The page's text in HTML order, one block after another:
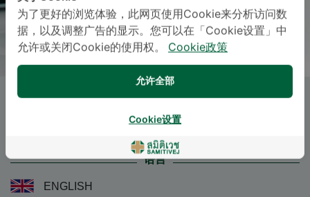
THAMRONGSAK
语言
ENGLISH
为了更好的浏览体验，此网页使用Cookie来分析访问数
据，以及调整广告的显示。您可以在「Cookie设置」中
允许或关闭Cookie的使用权。
Cookie政策
允许全部
Cookie设置